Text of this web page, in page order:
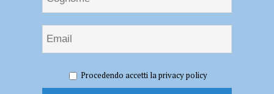
nel Medioevo”, alla scoperta del patrimonio artistico del Laboratorio
Aperto di Piacenza il 26 novembre. Gigli: “Uno spazio rinnovato ricco di
Procedendo accetti la privacy policy